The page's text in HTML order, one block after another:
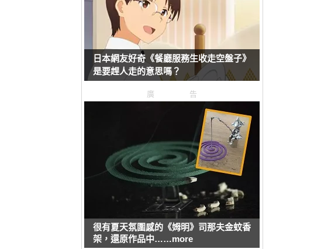
日本網友好奇《餐廳服務生收走空盤子》
是要趕人走的意思嗎？
廣告
很有夏天氛圍感的《姆明》司那夫金蚊香
架，還原作品中……more